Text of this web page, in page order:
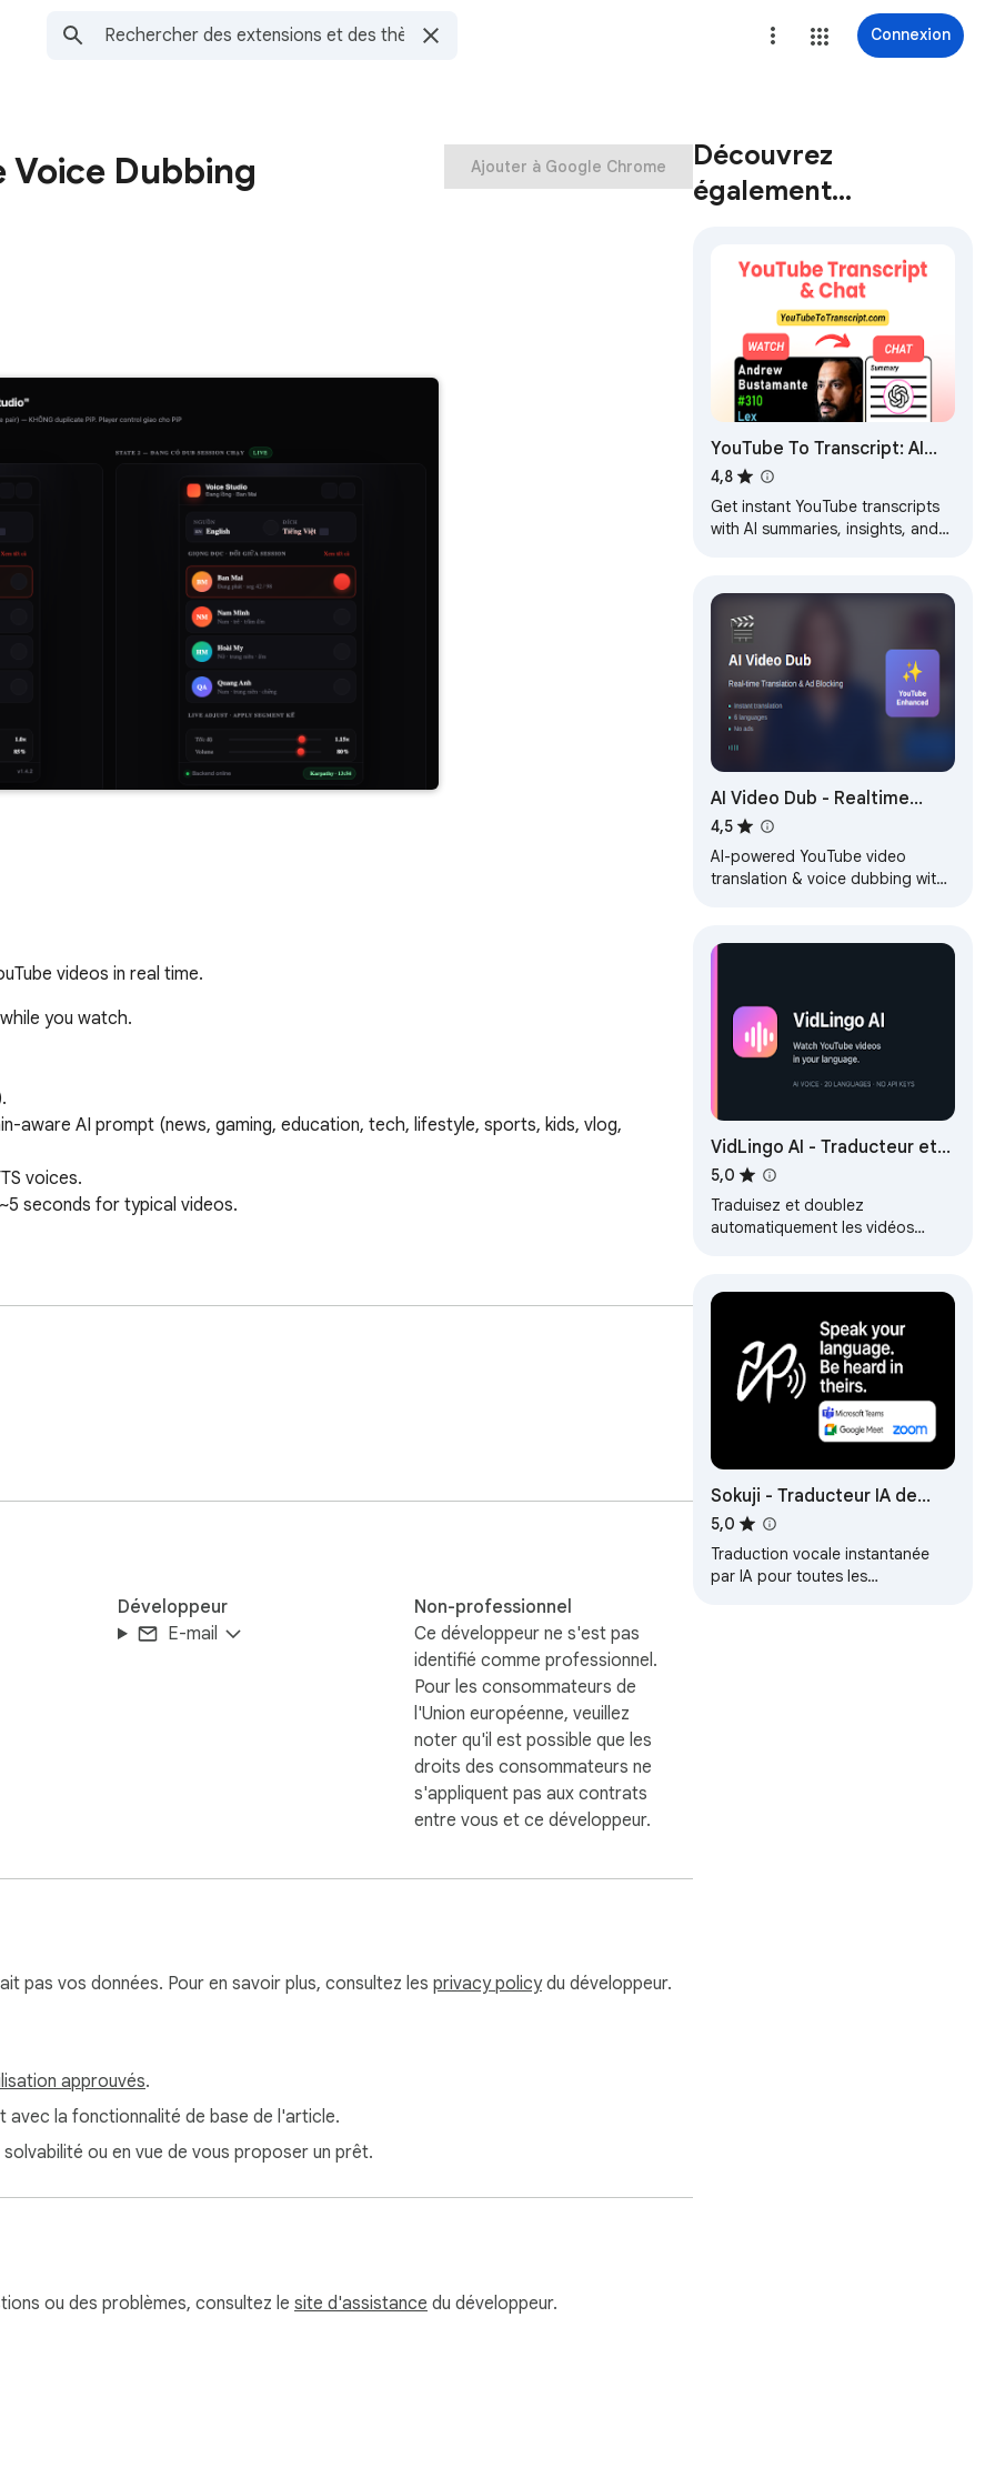
Connexion
Voice Dubbing Ajouter à Google Chrome
videos in real time.
you watch.
aware AI prompt (news, gaming, education, tech, lifestyle, sports, kids, vlog,
voices.
seconds for typical videos.
time.
first, then translates with vocabulary appropriate to that domain (e.g. it won't
viewer gets the result instantly. Your videos warm the cache for
after the whole video has been translated.
email + display name (for sign-in), a session token, and the subtitle
watch history, browsing data, or anything outside the YouTube pages where you
Développeur
E-mail
Non-professionnel
Ce développeur ne s'est pas
identifié comme professionnel.
Pour les consommateurs de
l'Union européenne, veuillez
noter qu'il est possible que les
droits des consommateurs ne
s'appliquent pas aux contrats
entre vous et ce développeur.
pas vos données. Pour en savoir plus, consultez les privacy policydu développeur.
approuvés.
avec la fonctionnalité de base de l'article.
ou en vue de vous proposer un prêt.
ou des problèmes, consultez le site d'assistance du développeur.
Découvrez
également…
YouTube To Transcript: AI
Summarizer & Chat
4,8
Get instant YouTube transcripts
with AI summaries, insights, and
AI Video Dub - Realtime
Translation & Voice
4,5
AI-powered YouTube video
translation & voice dubbing with
VidLingo AI - Traducteur et
doublage YouTube
5,0
Traduisez et doublez
automatiquement les vidéos
Sokuji - Traducteur IA de
Réunions
5,0
Traduction vocale instantanée
par IA pour toutes les